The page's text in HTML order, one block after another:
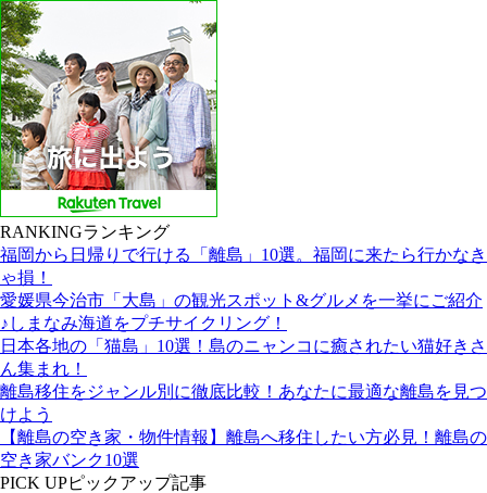
RANKINGランキング
福岡から日帰りで行ける「離島」10選。福岡に来たら行かなき
ゃ損！
愛媛県今治市「大島」の観光スポット&グルメを一挙にご紹介
♪しまなみ海道をプチサイクリング！
日本各地の「猫島」10選！島のニャンコに癒されたい猫好きさ
ん集まれ！
離島移住をジャンル別に徹底比較！あなたに最適な離島を見つ
けよう
【離島の空き家・物件情報】離島へ移住したい方必見！離島の
空き家バンク10選
PICK UPピックアップ記事